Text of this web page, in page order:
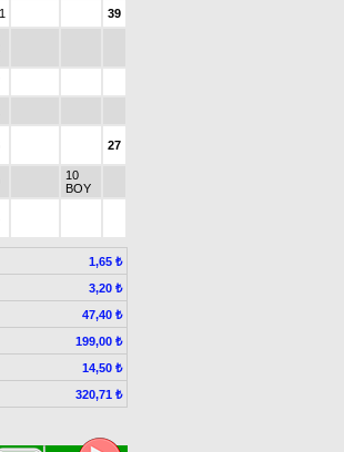
39
27
10
BOY
1,65 ₺
3,20 ₺
47,40 ₺
199,00 ₺
14,50 ₺
320,71 ₺